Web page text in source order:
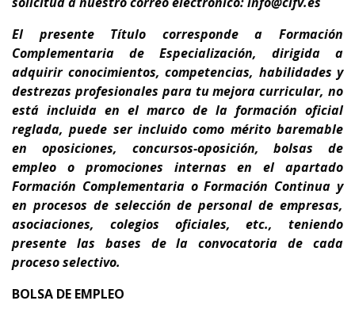
El presente Título corresponde a Formación
Complementaria de Especialización, dirigida a
adquirir conocimientos, competencias, habilidades y
destrezas profesionales para tumejora curricular, no
está incluida en el marco de la formación oficial
reglada,puede ser incluido como mérito baremable
en oposiciones, concursos-oposición, bolsas de
empleo o promociones internas en el apartado
Formación Complementaria o Formación Continua y
en procesos de selección de personal de empresas,
asociaciones, colegios oficiales, etc., teniendo
presente las bases de la convocatoria de cada
proceso selectivo.
BOLSA DE EMPLEO